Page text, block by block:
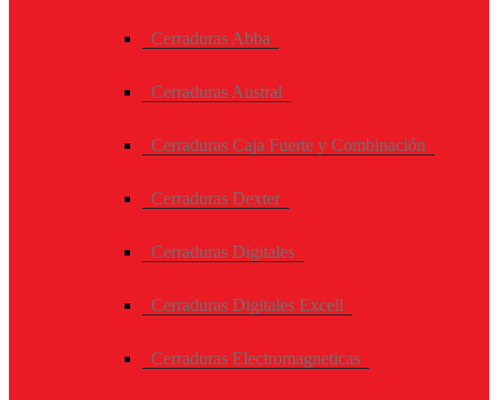
Cerraduras Abba
Cerraduras Austral
Cerraduras Caja Fuerte y Combinación
Cerraduras Dexter
Cerraduras Digitales
Cerraduras Digitales Excell
Cerraduras Electromagneticas